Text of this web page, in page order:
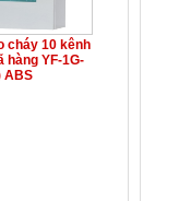
cháy 10 kênh
hàng YF-1G-
ABS